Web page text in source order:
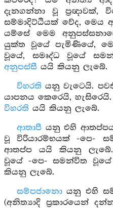
දැනගන්නා වූ ප්‍රඥාවක්,
සම්මාදිට්ඨියක් වේද, මෙය
යම්සේ මෙම
යුක්ත වූයේ පැමිණියේ,
වූයේ, සමෘද්ධ වූයේ
අනුපස්සී යයි කියනු ලැබේ.
විහරති යනු වැටෙයි.
යාපනය කෙරෙයි,
විහරති යයි කියනු ලැබේ.
ආතාපීයනු එහි ආතප්පය
වූ විරියාරම්භයක් -පෙ-
ආතප්ප යයි කියනු
වූයේ -පෙ- සමන්විත
කියනු ලැබේ.
සම්පජානොයනු එහි
(අනිත්‍යාදි ප්‍රකාරයෙන්